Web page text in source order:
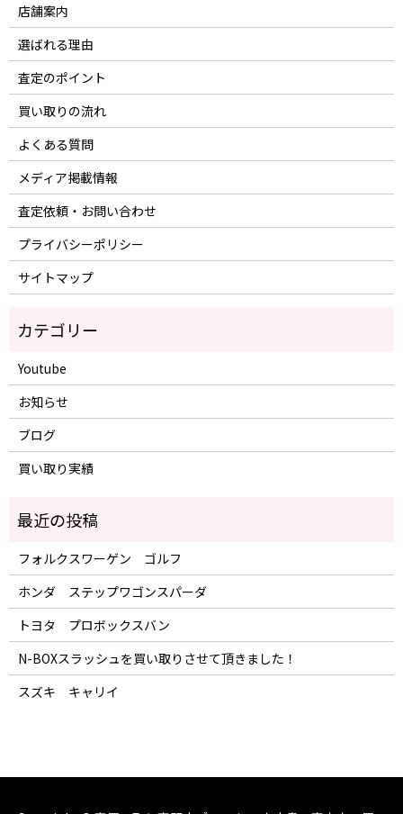
店舗案内
選ばれる理由
査定のポイント
買い取りの流れ
よくある質問
メディア掲載情報
査定依頼・お問い合わせ
プライバシーポリシー
サイトマップ
Youtube
お知らせ
ブログ
買い取り実績
フォルクスワーゲン ゴルフ
ホンダ ステップワゴンスパーダ
トヨタ プロボックスバン
N-BOXスラッシュを買い取りさせて頂きました！
スズキ キャリイ